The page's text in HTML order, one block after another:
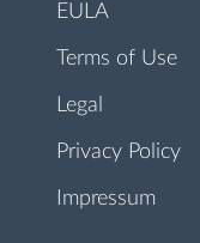
EULA
Terms of Use
Legal
Privacy Policy
Impressum